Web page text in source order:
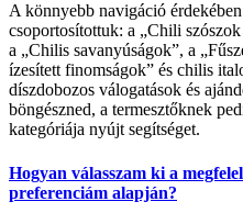
A könnyebb navigáció
csoportosítottuk: a „Chili
a „Chilis savanyúságok”, a
ízesített finomságok” és chilis
díszdobozos válogatások és
böngészned, a termesztőknek
kategóriája nyújt segítséget.
Hogyan válasszam ki a
preferenciám alapján?